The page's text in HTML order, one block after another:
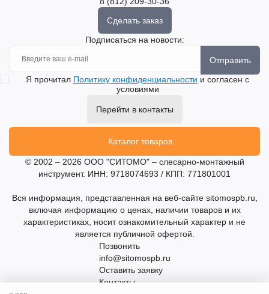
Сделать заказ
Подписаться на новости:
Отправить
Я прочитал Политику конфиденциальности и согласен с
условиями
Перейти в контакты
Каталог товаров
© 2002 – 2026 ООО "СИТОМО" – слесарно-монтажный
инструмент. ИНН: 9718074693 / КПП: 771801001
Вся информация, представленная на веб-сайте sitomospb.ru,
включая информацию о ценах, наличии товаров и их
характеристиках, носит ознакомительный характер и не
является публичной офертой.
Позвонить
info@sitomospb.ru
Оставить заявку
Контакты